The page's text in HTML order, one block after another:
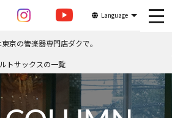
Language
京の管楽器専門店ダクで。
トサックスの一覧